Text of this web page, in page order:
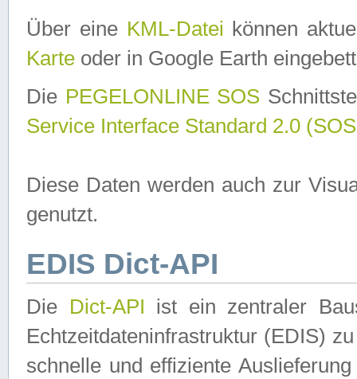
Über eine KML-Datei können
Karte oder in Google Earth
Die PEGELONLINE SOS
Service Interface Standard 2.0
Diese Daten werden auch zur
genutzt.
EDIS Dict-API
Die Dict-API ist ein zentraler
Echtzeitdateninfrastruktur (EDIS)
schnelle und effiziente